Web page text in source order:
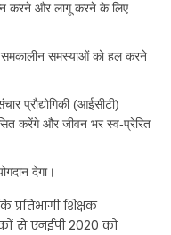
करने और लागू करने के लिए
से समकालीन समस्याओं को हल करने
प्रौद्योगिकी (आईसीटी)
करेंगे और जीवन भर स्व-प्रेरित
देगा।
प्रतिभागी शिक्षक
से एनईपी 2020 को